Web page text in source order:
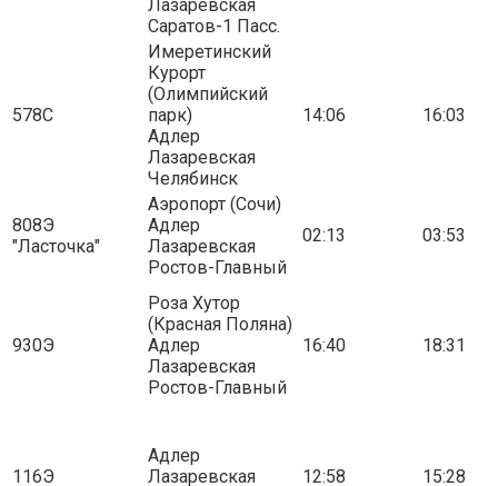
Лазаревская
Саратов-1 Пасс.
578С
Имеретинский
Курорт
(Олимпийский
парк)
Адлер
Лазаревская
Челябинск
14:06 16:03
808Э
"Ласточка"
Аэропорт (Сочи)
Адлер
Лазаревская
Ростов-Главный
02:13 03:53
930Э
Роза Хутор
(Красная Поляна)
Адлер
Лазаревская
Ростов-Главный
16:40 18:31
116Э
Адлер
Лазаревская
12:58 15:28